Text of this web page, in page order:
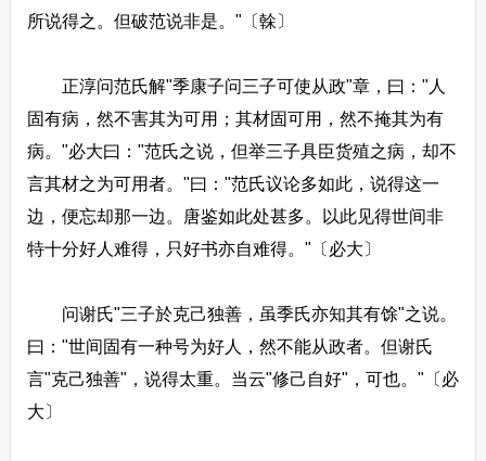
所说得之。但破范说非是。"〔榦〕
正淳问范氏解"季康子问三子可使从政"章，曰："人
固有病，然不害其为可用；其材固可用，然不掩其为有
病。"必大曰："范氏之说，但举三子具臣货殖之病，却不
言其材之为可用者。"曰："范氏议论多如此，说得这一
边，便忘却那一边。唐鉴如此处甚多。以此见得世间非
特十分好人难得，只好书亦自难得。"〔必大〕
问谢氏"三子於克己独善，虽季氏亦知其有馀"之说。
曰："世间固有一种号为好人，然不能从政者。但谢氏
言"克己独善"，说得太重。当云"修己自好"，可也。"〔必
大〕